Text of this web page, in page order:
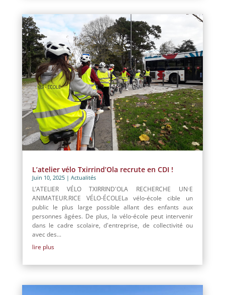
L’atelier vélo Txirrind’Ola recrute en CDI !
Juin 10, 2025| Actualités
L’ATELIER VÉLO TXIRRIND'OLA RECHERCHE UN·E
ANIMATEUR.RICE VÉLO-ÉCOLELa vélo-école cible un
public le plus large possible allant des enfants aux
personnes âgées. De plus, la vélo-école peut intervenir
dans le cadre scolaire, d'entreprise, de collectivité ou
avec des...
lire plus